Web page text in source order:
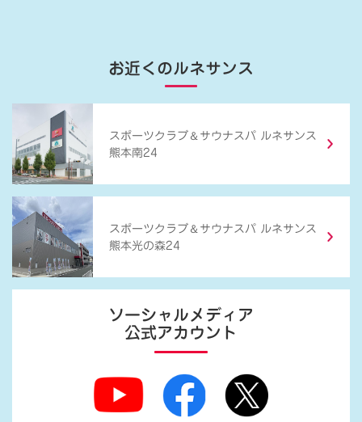
お近くのルネサンス
スポーツクラブ ＆ サウナスパ ルネサンス
熊本南24
スポーツクラブ ＆ サウナスパ ルネサンス
熊本光の森24
ソーシャルメディア
公式アカウント